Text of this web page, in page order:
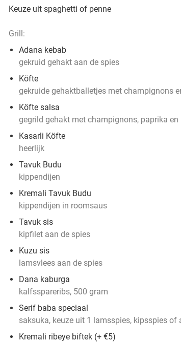
Keuze uit spaghetti of penne
Grill:
Adana kebab
gekruid gehakt aan de spies
Köfte
gekruide gehaktballetjes met champignons
Köfte salsa
gegrild gehakt met champignons, paprika
Kasarli Köfte
heerlijk
Tavuk Budu
kippendijen
Kremali Tavuk Budu
kippendijen in roomsaus
Tavuk sis
kipfilet aan de spies
Kuzu sis
lamsvlees aan de spies
Dana kaburga
kalfsspareribs, 500 gram
Serif baba speciaal
saksuka, keuze uit 1 lamsspies, kipsspies of
Kremali ribeye biftek (+ €5)